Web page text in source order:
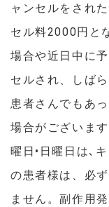
ャンセルをされ
セル料2000円と
場合や近日中に
セルされ、しば
患者さんでもあ
場合がございま
曜日•日曜日は､
の患者様は、必
ません。副作用